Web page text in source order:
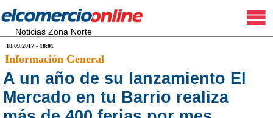
Noticias Zona Norte
18.09.2017 - 18:01
Información General
A un año de su lanzamiento El
Mercado en tu Barrio realiza